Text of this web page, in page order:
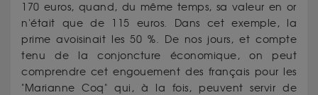
170 euros, quand, du même temps, sa valeur en or
n'était que de 115 euros. Dans cet exemple, la
prime avoisinait les 50 %. De nos jours, et compte
tenu de la conjoncture économique, on peut
comprendre cet engouement des français pour les
"Marianne Coq" qui, à la fois, peuvent servir de